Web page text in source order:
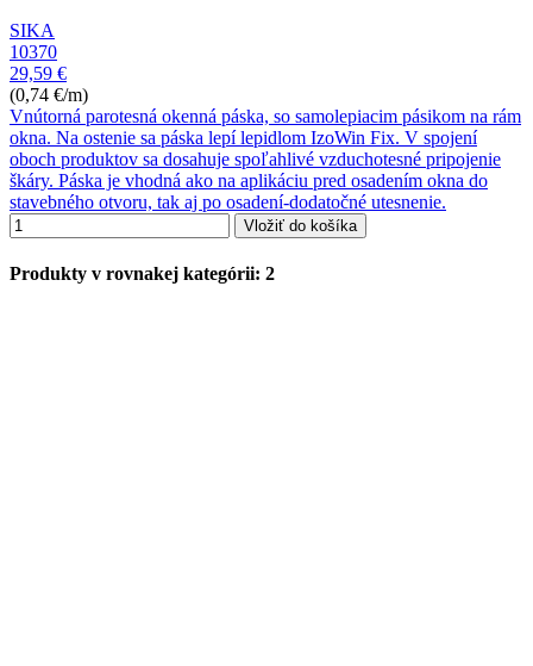
SIKA
10370
29,59 €
(0,74 €/m)
Vnútorná parotesná okenná páska, so samolepiacim pásikom na rám
okna. Na ostenie sa páska lepí lepidlom IzoWin Fix. V spojení
oboch produktov sa dosahuje spoľahlivé vzduchotesné pripojenie
škáry. Páska je vhodná ako na aplikáciu pred osadením okna do
stavebného otvoru, tak aj po osadení-dodatočné utesnenie.
Vložiť do košíka
Produkty v rovnakej kategórii: 2